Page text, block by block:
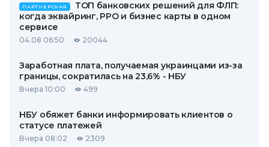
ПАРТНЕРСКАЯ
ТОП банковских решений для ФЛП:
когда эквайринг, РРО и бизнес карты в одном
сервисе
04.08 06:50 20044
Заработная плата, получаемая украинцами из-за
границы, сократилась на 23,6% - НБУ
Вчера 10:00 499
НБУ обяжет банки информировать клиентов о
статусе платежей
Вчера 08:02 2309